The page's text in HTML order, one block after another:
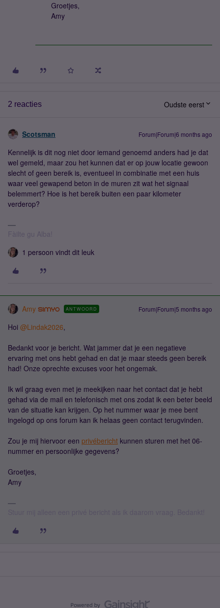
Groetjes,
Amy
2 reacties Oudste eerst
Scotsman Forum|Forum|6 months ago
Kennelijk is dit nog niet door iemand genoemd anders had je dat
wel gemeld, maar zou het kunnen dat er op jouw locatie gewoon
slecht of geen bereik is, eventueel in combinatie met een huis
waar veel gewapend beton in de muren zit wat het signaal
belemmert? Hoe is het bereik buiten een paar kilometer
verderop?
Fàilte gu Alba!
1 persoon vindt dit leuk
Amy ANTWOORD Forum|Forum|5 months ago
Hoi ​ @Lindak2026,
Bedankt voor je bericht. Wat jammer dat je een negatieve
ervaring met ons hebt gehad en dat je maar steeds geen bereik
had! Onze oprechte excuses voor het ongemak.
Ik wil graag even met je meekijken naar het contact dat je hebt
gehad via de mail en telefonisch met ons zodat ik een beter beeld
van de situatie kan krijgen. Op het nummer waar je mee bent
ingelogd op ons forum kan ik helaas geen contact terugvinden.
Zou je mij hiervoor een privébericht kunnen sturen met het 06-
nummer en persoonlijke gegevens?
Groetjes,
Amy